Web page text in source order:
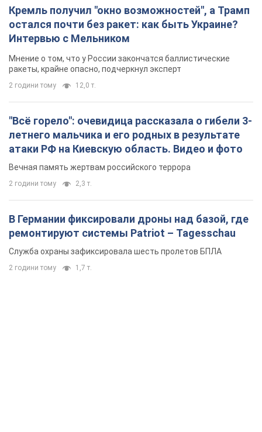
Кремль получил "окно возможностей", а Трамп
остался почти без ракет: как быть Украине?
Интервью с Мельником
Мнение о том, что у России закончатся баллистические
ракеты, крайне опасно, подчеркнул эксперт
2 години тому 12,0 т.
"Всё горело": очевидица рассказала о гибели 3-
летнего мальчика и его родных в результате
атаки РФ на Киевскую область. Видео и фото
Вечная память жертвам российского террора
2 години тому 2,3 т.
В Германии фиксировали дроны над базой, где
ремонтируют системы Patriot – Tagesschau
Служба охраны зафиксировала шесть пролетов БПЛА
2 години тому 1,7 т.